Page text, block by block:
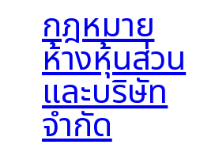
กฎหมาย
ห้างหุ้นส่วน
และบริษัท
จำกัด